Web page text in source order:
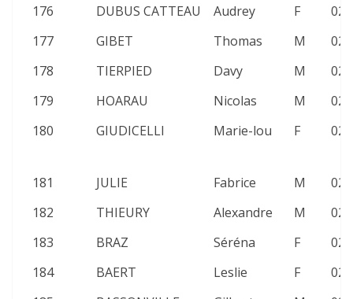
176
DUBUS CATTEAU Audrey F
177
GIBET Thomas M
178
TIERPIED Davy M
179
HOARAU Nicolas M
180
GIUDICELLI Marie-lou F
181 JULIE Fabrice M
182
THIEURY Alexandre M
183
BRAZ Séréna F
184
BAERT Leslie F